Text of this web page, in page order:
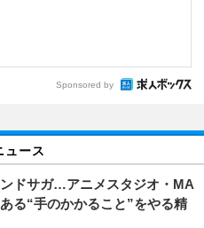
Sponsored by
ュース
ドサガ…アニメスタジオ・MA
る“手のかかること”をやる精